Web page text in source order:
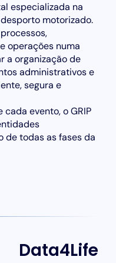
especializada na
motorizado.
operações numa
a organização de
administrativos e
segura e
evento, o GRIP
de todas as fases da
Data4Life